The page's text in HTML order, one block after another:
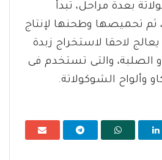
بعدة مراحل، تبدأ
ثم تحميصها وطحنها لإنتاج
يعالج لاحقا لاستخراج زبدة
الصلبة، والتى تستخدم فى
وألواح الشوكولاتة.